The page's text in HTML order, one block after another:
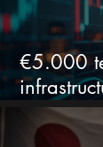
€5.000
in de